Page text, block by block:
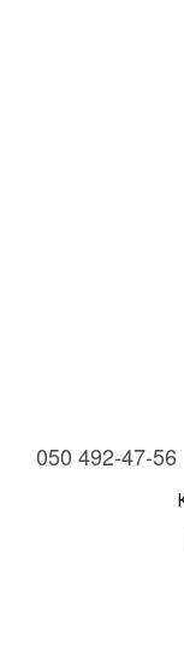
050 492-47-56